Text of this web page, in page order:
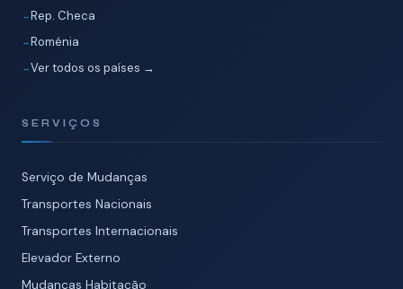
Rep. Checa
Roménia
Ver todos os países →
SERVIÇOS
Serviço de Mudanças
Transportes Nacionais
Transportes Internacionais
Elevador Externo
Mudanças Habitação